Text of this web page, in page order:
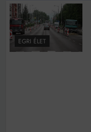
EGRI ÉLET